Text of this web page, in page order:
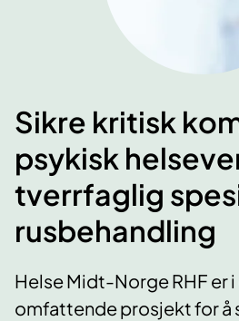
Sikre kritisk
psykisk
tverrfaglig
rusbehandling
Helse Midt-Norge RHF er
omfattende prosjekt for å